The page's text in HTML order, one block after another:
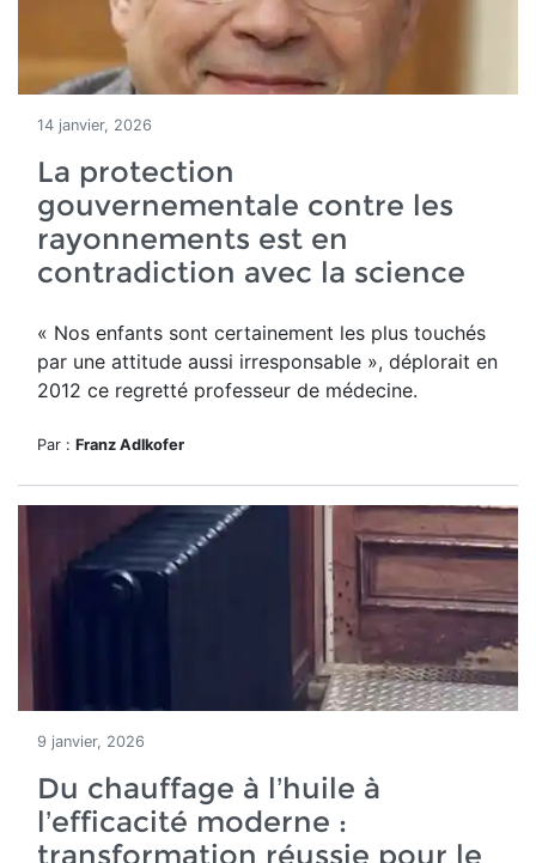
14 janvier, 2026
La protection
gouvernementale contre les
rayonnements est en
contradiction avec la science
« Nos enfants sont certainement les plus touchés
par une attitude aussi irresponsable », déplorait en
2012 ce regretté professeur de médecine.
Par : Franz Adlkofer
9 janvier, 2026
Du chauffage à l’huile à
l’efficacité moderne :
transformation réussie pour le